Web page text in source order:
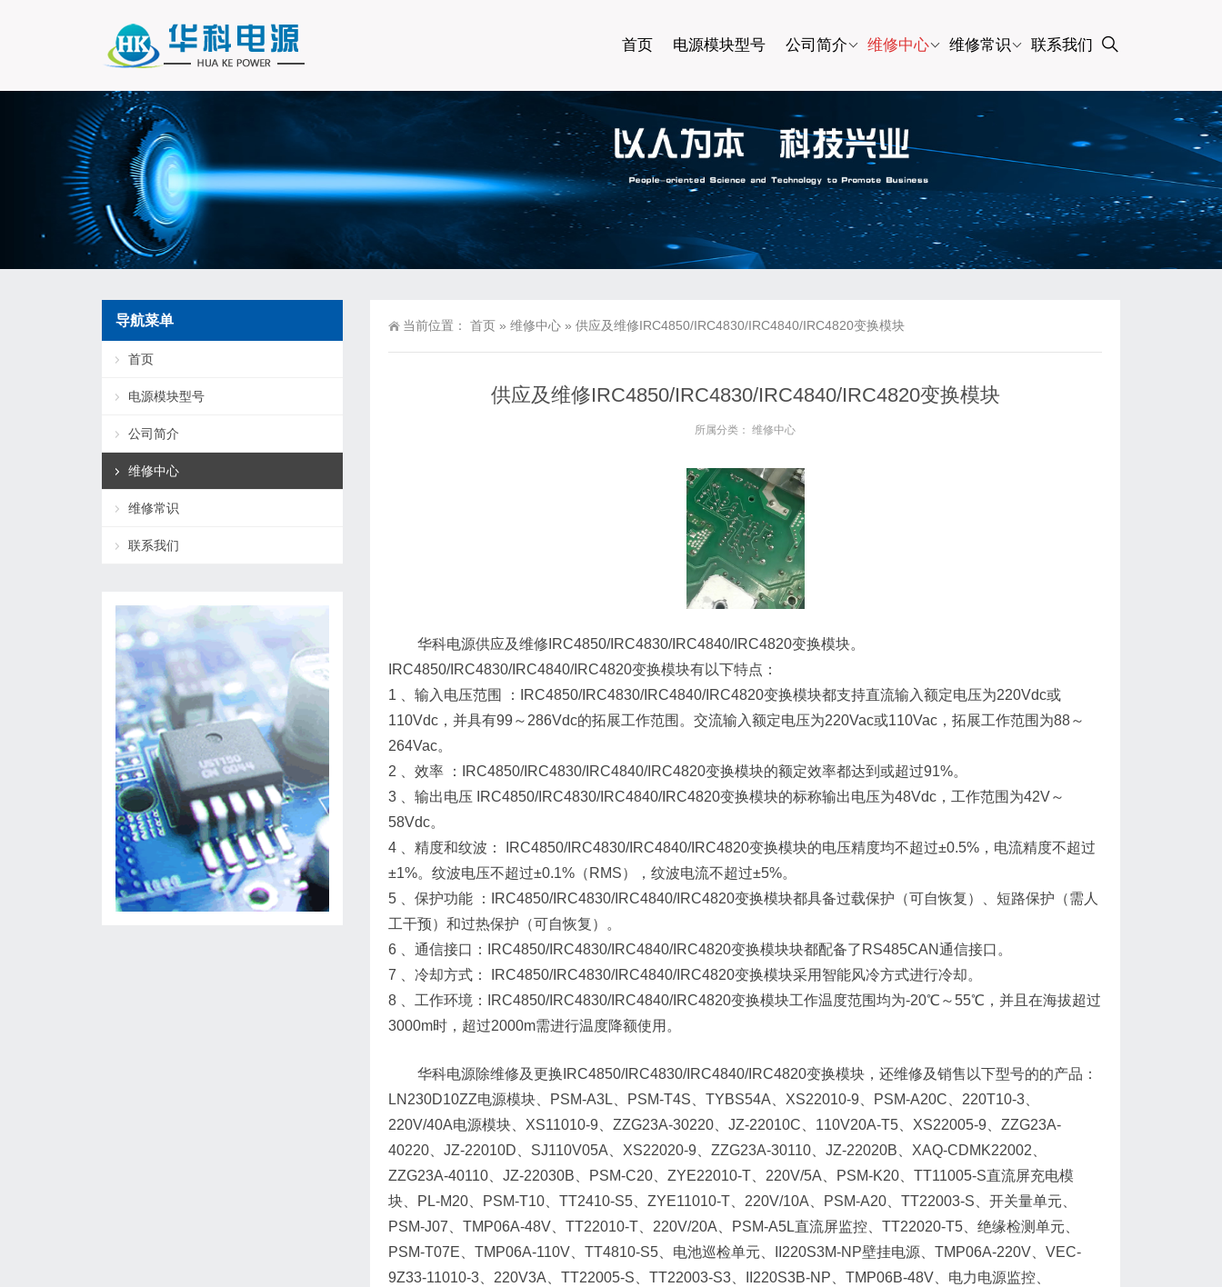
首页 电源模块型号 公司简介 维修中心 维修常识 联系我们
当前位置： 首页 » 维修中心 » 供应及维修IRC4850/IRC4830/IRC4840/IRC4820变换模块
供应及维修IRC4850/IRC4830/IRC4840/IRC4820变换模块
所属分类： 维修中心
华科电源供应及维修IRC4850/IRC4830/IRC4840/IRC4820变换模块。
IRC4850/IRC4830/IRC4840/IRC4820变换模块有以下特点：
1 、输入电压范围 ：IRC4850/IRC4830/IRC4840/IRC4820变换模块都支持直流输入额定电压为220Vdc或
110Vdc，并具有99～286Vdc的拓展工作范围。交流输入额定电压为220Vac或110Vac，拓展工作范围为88～
264Vac。
2 、效率 ：IRC4850/IRC4830/IRC4840/IRC4820变换模块的额定效率都达到或超过91%。
3 、输出电压 IRC4850/IRC4830/IRC4840/IRC4820变换模块的标称输出电压为48Vdc，工作范围为42V～
58Vdc。
4 、精度和纹波： IRC4850/IRC4830/IRC4840/IRC4820变换模块的电压精度均不超过±0.5%，电流精度不超过
±1%。纹波电压不超过±0.1%（RMS），纹波电流不超过±5%。
5 、保护功能 ：IRC4850/IRC4830/IRC4840/IRC4820变换模块都具备过载保护（可自恢复）、短路保护（需人
工干预）和过热保护（可自恢复）。
6 、通信接口：IRC4850/IRC4830/IRC4840/IRC4820变换模块块都配备了RS485CAN通信接口。
7 、冷却方式： IRC4850/IRC4830/IRC4840/IRC4820变换模块采用智能风冷方式进行冷却。
8 、工作环境：IRC4850/IRC4830/IRC4840/IRC4820变换模块工作温度范围均为-20℃～55℃，并且在海拔超过
3000m时，超过2000m需进行温度降额使用。
华科电源除维修及更换IRC4850/IRC4830/IRC4840/IRC4820变换模块，还维修及销售以下型号的的产品：
LN230D10ZZ电源模块、PSM-A3L、PSM-T4S、TYBS54A、XS22010-9、PSM-A20C、220T10-3、
220V/40A电源模块、XS11010-9、ZZG23A-30220、JZ-22010C、110V20A-T5、XS22005-9、ZZG23A-
40220、JZ-22010D、SJ110V05A、XS22020-9、ZZG23A-30110、JZ-22020B、XAQ-CDMK22002、
ZZG23A-40110、JZ-22030B、PSM-C20、ZYE22010-T、220V/5A、PSM-K20、TT11005-S直流屏充电模
块、PL-M20、PSM-T10、TT2410-S5、ZYE11010-T、220V/10A、PSM-A20、TT22003-S、开关量单元、
PSM-J07、TMP06A-48V、TT22010-T、220V/20A、PSM-A5L直流屏监控、TT22020-T5、绝缘检测单元、
PSM-T07E、TMP06A-110V、TT4810-S5、电池巡检单元、II220S3M-NP壁挂电源、TMP06A-220V、VEC-
9Z33-11010-3、220V3A、TT22005-S、TT22003-S3、II220S3B-NP、TMP06B-48V、电力电源监控、
导航菜单
首页
电源模块型号
公司简介
维修中心
维修常识
联系我们